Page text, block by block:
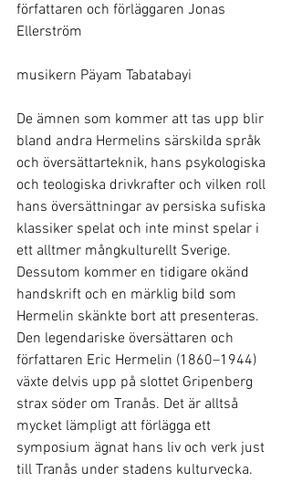
författaren och förläggaren Jonas
Ellerström
musikern Päyam Tabatabayi
De ämnen som kommer att tas upp blir
bland andra Hermelins särskilda språk
och översättarteknik, hans psykologiska
och teologiska drivkrafter och vilken roll
hans översättningar av persiska sufiska
klassiker spelat och inte minst spelar i
ett alltmer mångkulturellt Sverige.
Dessutom kommer en tidigare okänd
handskrift och en märklig bild som
Hermelin skänkte bort att presenteras.
Den legendariske översättaren och
författaren Eric Hermelin (1860–1944)
växte delvis upp på slottet Gripenberg
strax söder om Tranås. Det är alltså
mycket lämpligt att förlägga ett
symposium ägnat hans liv och verk just
till Tranås under stadens kulturvecka.